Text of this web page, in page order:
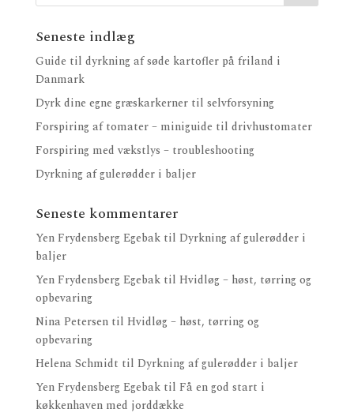
Seneste indlæg
Guide til dyrkning af søde kartofler på friland i
Danmark
Dyrk dine egne græskarkerner til selvforsyning
Forspiring af tomater – miniguide til drivhustomater
Forspiring med vækstlys – troubleshooting
Dyrkning af gulerødder i baljer
Seneste kommentarer
Yen Frydensberg Egebaktil Dyrkning af gulerødder i
baljer
Yen Frydensberg Egebaktil Hvidløg – høst, tørring og
opbevaring
Nina Petersentil Hvidløg – høst, tørring og
opbevaring
Helena Schmidt til Dyrkning af gulerødder i baljer
Yen Frydensberg Egebaktil Få en god start i
køkkenhaven med jorddække